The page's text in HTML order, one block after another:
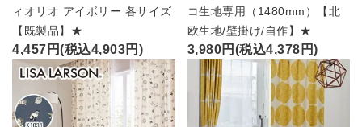
ィオリオ アイボリー 各サイズ
【既製品】★
4,457円(税込4,903円)
コ生地専用（1480mm）【北
欧生地/壁掛け/自作】★
3,980円(税込4,378円)